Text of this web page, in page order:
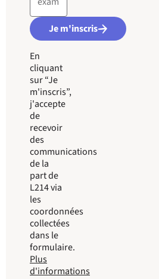
Je m'inscris
En
cliquant
sur “Je
m'inscris”,
j'accepte
de
recevoir
des
communications
de la
part de
L214 via
les
coordonnées
collectées
dans le
formulaire.
Plus
d'informations